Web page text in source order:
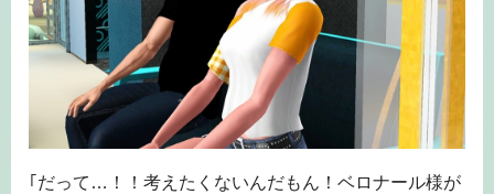
｢だって…！！考えたくないんだもん！ベロナール様が